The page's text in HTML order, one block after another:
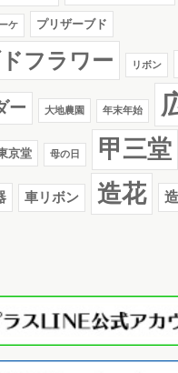
ケ プリザーブド
フラワー リボン
ー 大地農園 年末年始
京堂 母の日 甲三堂
車リボン 造花